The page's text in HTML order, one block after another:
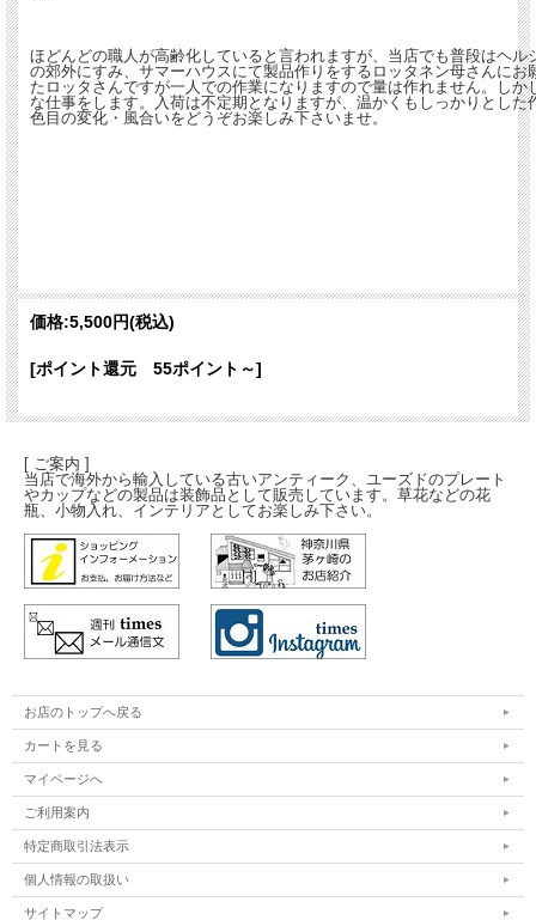
ほどんどの職人が高齢化していると言われますが、当店でも普段はヘル
の郊外にすみ、サマーハウスにて製品作りをするロッタネン母さんにお
たロッタさんですが一人での作業になりますので量は作れません。しか
な仕事をします。入荷は不定期となりますが、温かくもしっかりとした
色目の変化・風合いをどうぞお楽しみ下さいませ。
価格:5,500円(税込)
[ポイント還元 55ポイント～]
[ ご案内 ]
当店で海外から輸入している古いアンティーク、ユーズドのプレート
やカップなどの製品は装飾品として販売しています。草花などの花
瓶、小物入れ、インテリアとしてお楽しみ下さい。
お店のトップへ戻る
カートを見る
マイページへ
ご利用案内
特定商取引法表示
個人情報の取扱い
サイトマップ